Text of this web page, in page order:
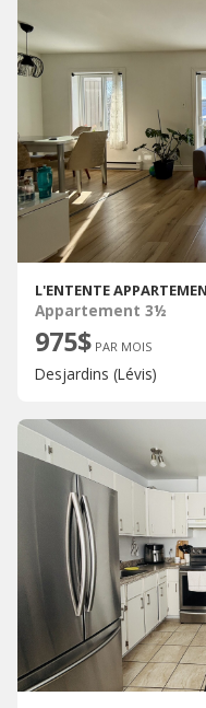
Appartement 3½
975$ PAR MOIS
Desjardins (Lévis)